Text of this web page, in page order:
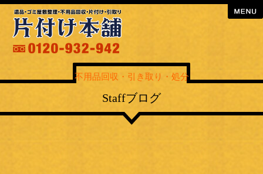
menu
不用品回収・引き取り・処分
Staffブログ